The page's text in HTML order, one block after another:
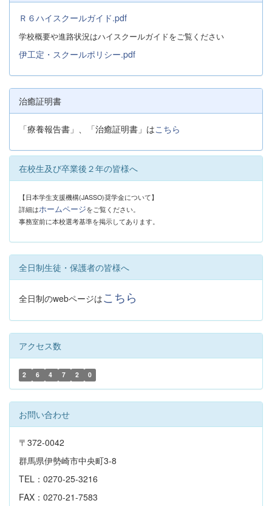
Ｒ６ハイスクールガイド.pdf
学校概要や進路状況はハイスクールガイドをご覧ください
伊工定・スクールポリシー.pdf
治癒証明書
「療養報告書」、「治癒証明書」はこちら
在校生及び卒業後２年の皆様へ
【日本学生支援機構(JASSO)奨学金について】
詳細はホームページをご覧ください。
事務室前に本校選考基準を掲示してあります。
全日制生徒・保護者の皆様へ
全日制のwebページはこちら
アクセス数
2 6 4 7 2 0
お問い合わせ
〒372-0042
群馬県伊勢崎市中央町3-8
TEL：0270-25-3216
FAX：0270-21-7583